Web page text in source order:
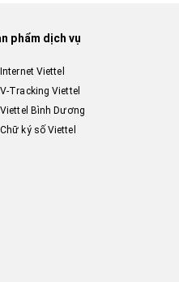
phẩm dịch vụ
Internet Viettel
V-Tracking Viettel
Viettel Bình Dương
Chữ ký số Viettel